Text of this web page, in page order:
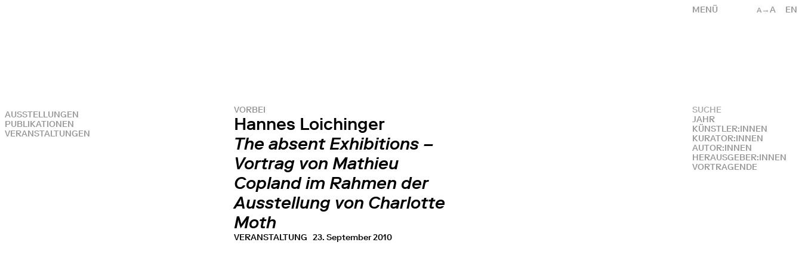
A →A EN
MENÜ
AUSSTELLUNGEN
PUBLIKATIONEN
VERANSTALTUNGEN
JAHR
KÜNSTLER:INNEN
KURATOR:INNEN
AUTOR:INNEN
HERAUSGEBER:INNEN
VORTRAGENDE
VORBEI
Hannes Loichinger
The absent Exhibitions –
Vortrag von Mathieu
Copland im Rahmen der
Ausstellung von Charlotte
Moth
VERANSTALTUNG 23. September 2010